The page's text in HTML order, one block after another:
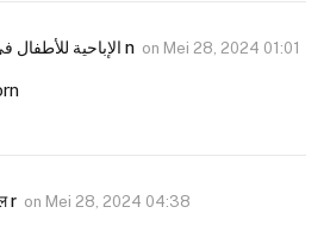
الإباحية للأطفال في سن المراهقة n on Mei 28, 2024 01:01
r on Mei 28, 2024 04:38